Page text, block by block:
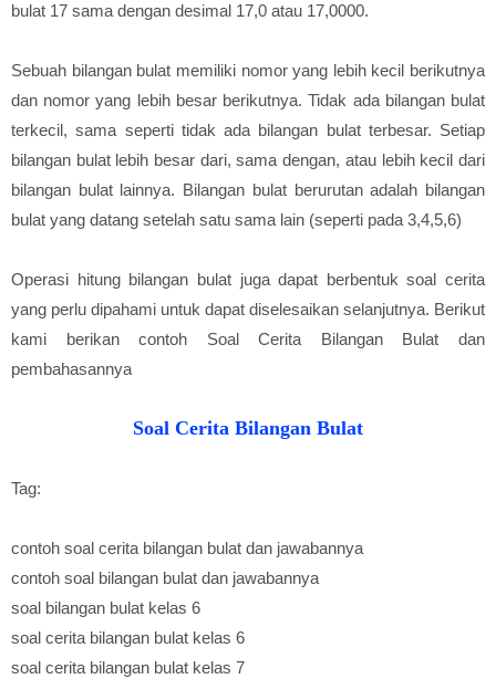
bulat 17 sama dengan desimal 17,0 atau 17,0000.
Sebuah bilangan bulat memiliki nomor yang lebih kecil berikutnya
dan nomor yang lebih besar berikutnya. Tidak ada bilangan bulat
terkecil, sama seperti tidak ada bilangan bulat terbesar. Setiap
bilangan bulat lebih besar dari, sama dengan, atau lebih kecil dari
bilangan bulat lainnya. Bilangan bulat berurutan adalah bilangan
bulat yang datang setelah satu sama lain (seperti pada 3,4,5,6)
Operasi hitung bilangan bulat juga dapat berbentuk soal cerita
yang perlu dipahami untuk dapat diselesaikan selanjutnya. Berikut
kami berikan contoh Soal Cerita Bilangan Bulat dan
pembahasannya
Soal Cerita Bilangan Bulat
Tag:
contoh soal cerita bilangan bulat dan jawabannya
contoh soal bilangan bulat dan jawabannya
soal bilangan bulat kelas 6
soal cerita bilangan bulat kelas 6
soal cerita bilangan bulat kelas 7